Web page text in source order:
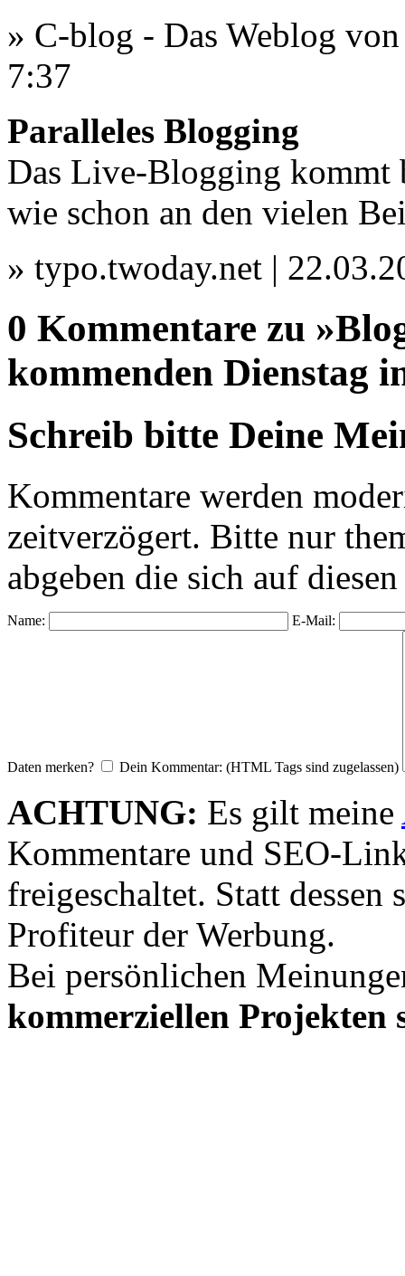
» C-blog - Das Weblog
7:37
Paralleles Blogging
Das Live-Blogging kommt
wie schon an den vielen
» typo.twoday.net |
0 Kommentare zu
kommenden Dienstag
Schreib bitte Deine
Kommentare werden
zeitverzögert. Bitte nur
abgeben die sich auf
Name: E-Mail:
Daten merken? Dein Kommentar: (HTML Tags sind zugelassen)
ACHTUNG: Es gilt meine
Kommentare und SEO-
freigeschaltet. Statt dessen
Profiteur der Werbung.
Bei persönlichen
kommerziellen Projekten